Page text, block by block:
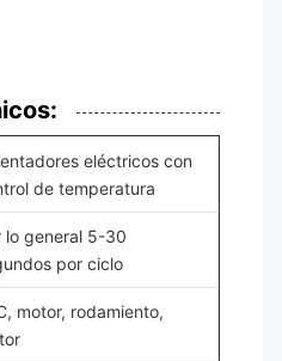
eléctricos con
de temperatura
lo general 5-30
por ciclo
motor, rodamiento,